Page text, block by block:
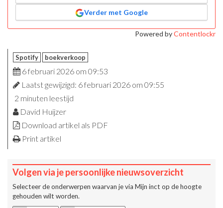
Verder met Google
Powered byContentlockr
Spotify boekverkoop
6 februari 2026 om 09:53
Laatst gewijzigd: 6 februari 2026 om 09:55
2 minuten leestijd
David Huijzer
Download artikel als PDF
Print artikel
Volgen via je persoonlijke nieuwsoverzicht
Selecteer de onderwerpen waarvan je via Mijn inct op de hoogte
gehouden wilt worden.